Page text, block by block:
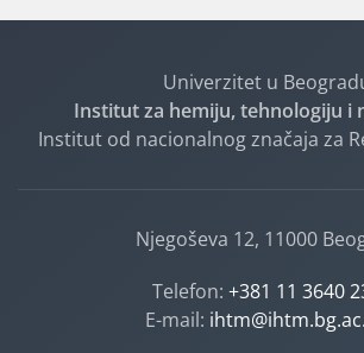
Univerzitet u
Institut za hemiju, tehnologiju i
Institut od nacionalnog značaja za
Njegoševa 12, 11000
Telefon: +381 11 3640
E-mail: